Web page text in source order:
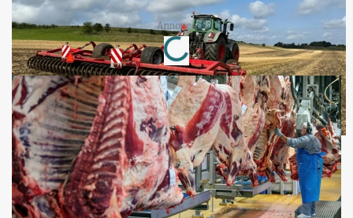
Annonce
Loading...